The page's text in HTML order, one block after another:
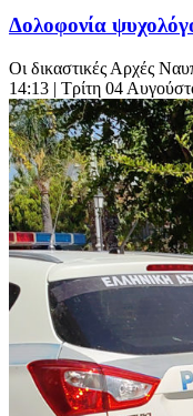
Δολοφονία
Οι δικαστικές Αρχές
14:13 | Τρίτη 04